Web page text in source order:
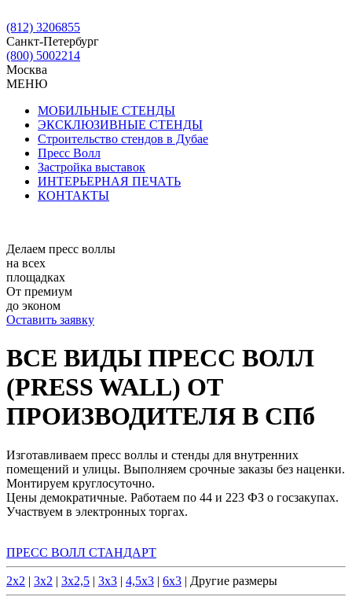
(812) 3206855
Санкт-Петербург
(800) 5002214
Москва
МЕНЮ
МОБИЛЬНЫЕ СТЕНДЫ
ЭКСКЛЮЗИВНЫЕ СТЕНДЫ
Строительство стендов в Дубае
Пресс Волл
Застройка выставок
ИНТЕРЬЕРНАЯ ПЕЧАТЬ
КОНТАКТЫ
Делаем пресс воллы
на всех
площадках
От премиум
до эконом
Оставить заявку
ВСЕ ВИДЫ ПРЕСС ВОЛЛ
(PRESS WALL) ОТ
ПРОИЗВОДИТЕЛЯ В СПб
Изготавливаем пресс воллы и стенды для внутренних
помещений и улицы. Выполняем срочные заказы без наценки.
Монтируем круглосуточно.
Цены демократичные. Работаем по 44 и 223 ФЗ о госзакупах.
Участвуем в электронных торгах.
ПРЕСС ВОЛЛ СТАНДАРТ
2x2 | 3x2 | 3x2,5 | 3x3 | 4,5x3 | 6x3 | Другие размеры